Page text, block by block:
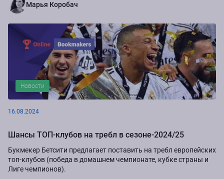
Марья Коробач
Новости
16.08.2024
Шансы ТОП-клубов на требл в сезоне-2024/25
Букмекер Бетсити предлагает поставить на требл европейских
топ-клубов (победа в домашнем чемпионате, кубке страны и
Лиге чемпионов).